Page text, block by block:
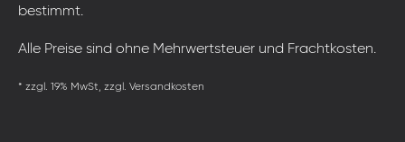
bestimmt.
Alle Preise sind ohne Mehrwertsteuer und Frachtkosten.
* zzgl. 19% MwSt, zzgl. Versandkosten